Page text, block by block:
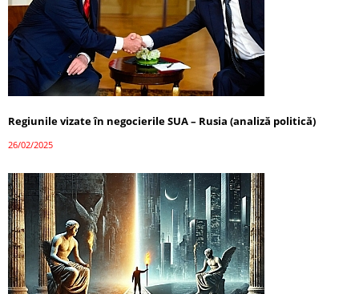
Regiunile vizate în negocierile SUA – Rusia (analiză politică)
26/02/2025